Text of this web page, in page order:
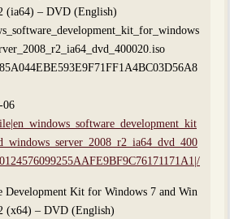
(ia64) – DVD (English)
06
Development Kit for Windows 7 and Win
(x64) – DVD (English)